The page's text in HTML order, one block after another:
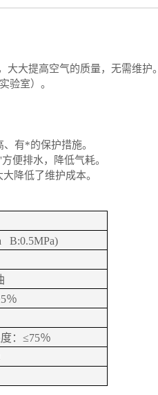
大大提高空气的质量，无需维护。
实验室）。
有*的保护措施。
便排水，降低气耗。
降低了维护成本。
B:0.5MPa)
5％
：≤75％